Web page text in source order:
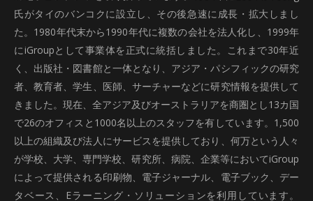
氏がタイのバンコクに設立し、その後急速に成長・拡大しまし
た。1980年代末から1990年代に複数の会社を法人化し、1999年
にiGroupとして事業体を正式に統括しました。これまで30年近
く、出版社・図書館と一体となり、アジア・パシフィックの研究
者、教育者、学生、医師、サーチャーなどに研究情報を提供して
きました。現在、全アジア及びオーストラリアを商圏とし13カ国
で26のオフィスと1000名以上のスタッフを有しています。1,500
以上の組織及び法人にサービスを提供しており、何万という人々
が学校、大学、専門学校、研究所、病院、企業等においてiGroup
によって提供される印刷物、電子ジャーナル、電子ブック、デー
タベース、Eラーニング・ソリューションを利用しています。